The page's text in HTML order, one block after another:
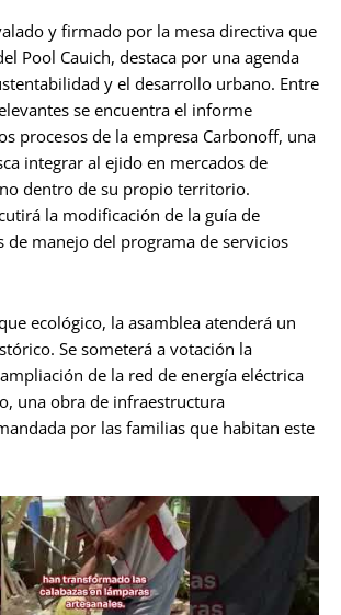
y firmado por la mesa directiva que
Pool Cauich, destaca por una agenda
y el desarrollo urbano. Entre
se encuentra el informe
procesos de la empresa Carbonoff, una
integrar al ejido en mercados de
dentro de su propio territorio.
la modificación de la guía de
de manejo del programa de servicios
ecológico, la asamblea atenderá un
Se someterá a votación la
de la red de energía eléctrica
una obra de infraestructura
por las familias que habitan este